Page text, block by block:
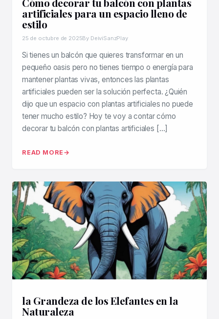
artificiales para un espacio lleno de
estilo
25 de octubre de 2025By DeiviSanzPlay
Si tienes un balcón que quieres transformar en un
pequeño oasis pero no tienes tiempo o energía para
mantener plantas vivas, entonces las plantas
artificiales pueden ser la solución perfecta. ¿Quién
dijo que un espacio con plantas artificiales no puede
tener mucho estilo? Hoy te voy a contar cómo
decorar tu balcón con plantas artificiales […]
READ MORE
la Grandeza de los Elefantes en la
Naturaleza